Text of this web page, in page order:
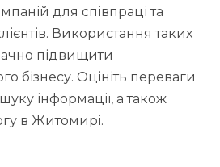
для співпраці та
Використання таких
підвищити
бізнесу. Оцініть переваги
інформації, а також
в Житомирі.